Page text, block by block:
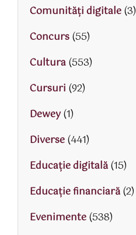
Comunități digitale(3)
Concurs(55)
Cultura(553)
Cursuri (92)
Dewey(1)
Diverse(441)
Educaţie digitală(15)
Educaţie financiară(2)
Evenimente(538)